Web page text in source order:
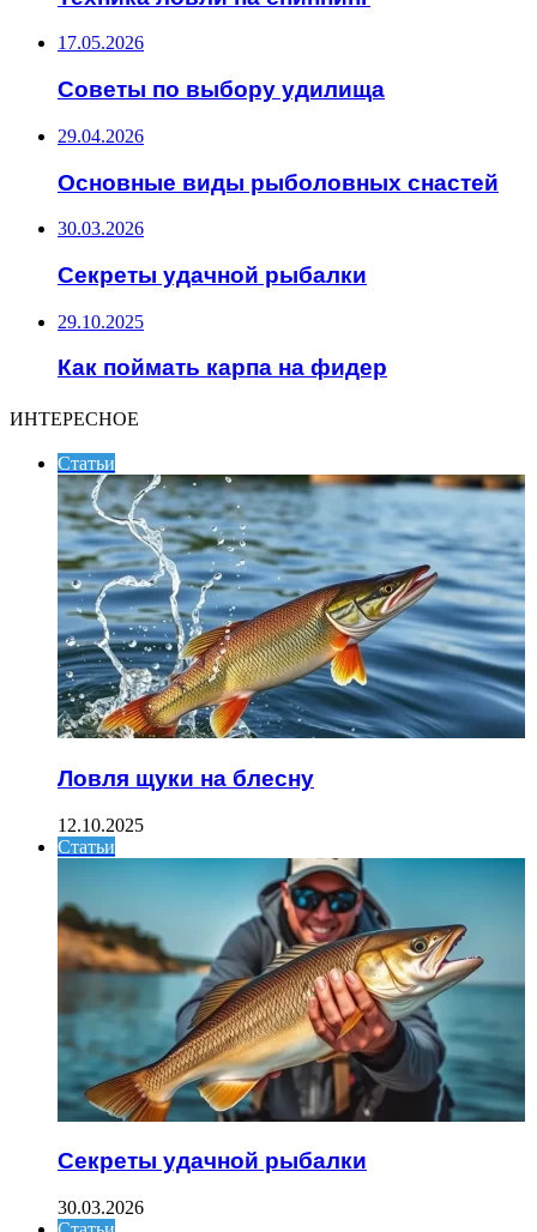
17.05.2026
Советы по выбору удилища
29.04.2026
Основные виды рыболовных снастей
30.03.2026
Секреты удачной рыбалки
29.10.2025
Как поймать карпа на фидер
ИНТЕРЕСНОЕ
Статьи
Ловля щуки на блесну
12.10.2025
Статьи
Секреты удачной рыбалки
30.03.2026